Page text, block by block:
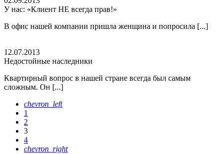
У нас: «Клиент НЕ всегда прав!»
В офис нашей компании пришла женщина и попросила [...]
12.07.2013
Недостойные наследники
Квартирный вопрос в нашей стране всегда был самым
сложным. Он [...]
chevron_left
1
2
3
4
chevron_right